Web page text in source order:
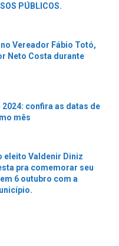
PÚBLICOS.
Vereador Fábio Totó,
Neto Costa durante
confira as datas de
mês
eleito Valdenir Diniz
pra comemorar seu
6 outubro com a